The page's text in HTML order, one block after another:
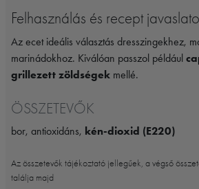
Felhasználás és recept
Az ecet ideális választás dresszingekhez,
marinádokhoz. Kiválóan passzol például
grillezett zöldségek mellé.
ÖSSZETEVŐK
bor, antioxidáns, kén-dioxid (E220)
Az összetevők tájékoztató jellegűek, a végső
találja majd